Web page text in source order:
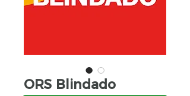
ORS Blindado